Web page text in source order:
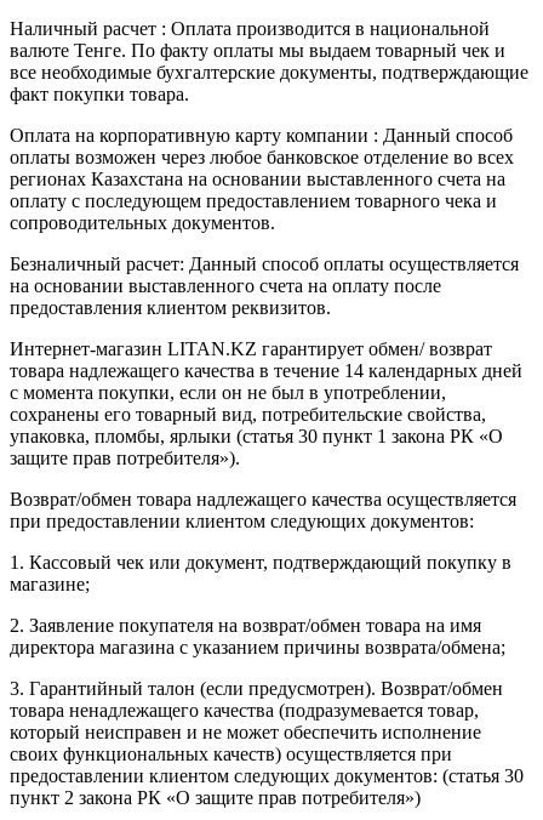
Наличный расчет : Оплата производится в национальной
валюте Тенге. По факту оплаты мы выдаем товарный чек и
все необходимые бухгалтерские документы, подтверждающие
факт покупки товара.
Оплата на корпоративную карту компании : Данный способ
оплаты возможен через любое банковское отделение во всех
регионах Казахстана на основании выставленного счета на
оплату с последующем предоставлением товарного чека и
сопроводительных документов.
Безналичный расчет: Данный способ оплаты осуществляется
на основании выставленного счета на оплату после
предоставления клиентом реквизитов.
Интернет-магазин LITAN.KZ гарантирует обмен/ возврат
товара надлежащего качества в течение 14 календарных дней
с момента покупки, если он не был в употреблении,
сохранены его товарный вид, потребительские свойства,
упаковка, пломбы, ярлыки (статья 30 пункт 1 закона РК «О
защите прав потребителя»).
Возврат/обмен товара надлежащего качества осуществляется
при предоставлении клиентом следующих документов:
1. Кассовый чек или документ, подтверждающий покупку в
магазине;
2. Заявление покупателя на возврат/обмен товара на имя
директора магазина с указанием причины возврата/обмена;
3. Гарантийный талон (если предусмотрен). Возврат/обмен
товара ненадлежащего качества (подразумевается товар,
который неисправен и не может обеспечить исполнение
своих функциональных качеств) осуществляется при
предоставлении клиентом следующих документов: (статья 30
пункт 2 закона РК «О защите прав потребителя»)